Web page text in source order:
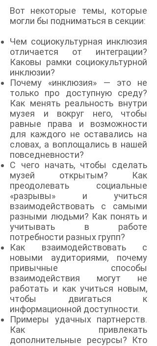
Вот некоторые темы, которые
могли бы подниматься в секции:
Чем социокультурная инклюзия
отличается от интеграции?
Каковы рамки социокультурной
инклюзии?
Почему «инклюзия» — это не
только про доступную среду?
Как менять реальность внутри
музея и вокруг него, чтобы
равные права и возможности
для каждого не оставались на
словах, а воплощались в нашей
повседневности?
С чего начать, чтобы сделать
музей открытым? Как
преодолевать социальные
«разрывы» и учиться
взаимодействовать с самыми
разными людьми? Как понять и
учитывать в работе
потребности разных групп?
Как взаимодействовать с
новыми аудиториями, почему
привычные способы
взаимодействия могут не
работать и как учиться новым,
чтобы двигаться к
информационной доступности.
Примеры удачных партнерств.
Как привлекать
дополнительные ресурсы? Кто